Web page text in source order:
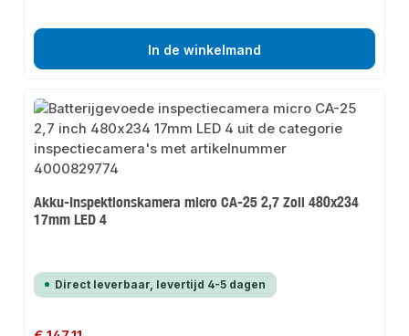
In de winkelmand
Akku-Inspektionskamera micro CA-25 2,7 Zoll 480x234
17mm LED 4
Direct leverbaar, levertijd 4-5 dagen
Normale prijs: